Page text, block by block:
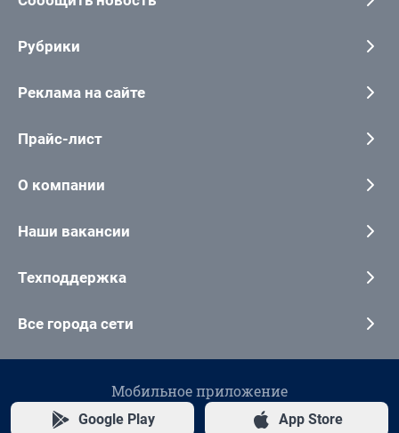
Рубрики
Реклама на сайте
Прайс-лист
О компании
Наши вакансии
Техподдержка
Все города сети
Мобильное приложение
Google Play App Store